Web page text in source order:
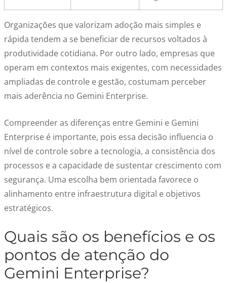
Organizações que valorizam adoção mais simples e
rápida tendem a se beneficiar de recursos voltados à
produtividade cotidiana. Por outro lado, empresas que
operam em contextos mais exigentes, com necessidades
ampliadas de controle e gestão, costumam perceber
mais aderência no Gemini Enterprise.
Compreender as diferenças entre Gemini e Gemini
Enterprise é importante, pois essa decisão influencia o
nível de controle sobre a tecnologia, a consistência dos
processos e a capacidade de sustentar crescimento com
segurança. Uma escolha bem orientada favorece o
alinhamento entre infraestrutura digital e objetivos
estratégicos.
Quais são os benefícios e os
pontos de atenção do
Gemini Enterprise?